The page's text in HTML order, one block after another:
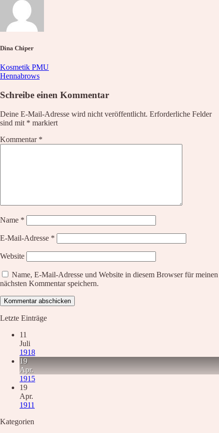
Über Uns
Kontakt
Anfahrt
Dina Chiper
Kosmetik PMU
Hennabrows
Schreibe einen Kommentar
Deine E-Mail-Adresse wird nicht veröffentlicht. Erforderliche Felder
sind mit * markiert
Kommentar *
Name *
E-Mail-Adresse *
Website
Name, E-Mail-Adresse und Website in diesem Browser für meinen
nächsten Kommentar speichern.
Letzte Einträge
11
Juli
1918
19
Apr.
1915
19
Apr.
1911
Kategorien